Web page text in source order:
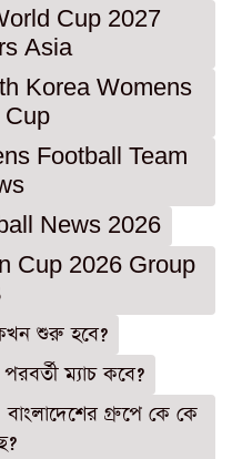
Cup 2027
Asia
Korea Womens
Football Team
News 2026
Cup 2026 Group
কখন শুরু হবে?
ম্যাচ কবে?
গ্রুপে কে কে